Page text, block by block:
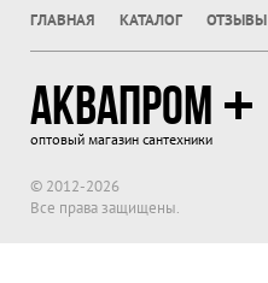
ГЛАВНАЯ КАТАЛОГ ОТЗЫВЫ
АКВАПРОМ
оптовый магазин сантехники
© 2012-2026
Все права защищены.